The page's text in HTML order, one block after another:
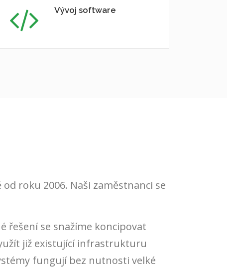
Vývoj software
roku 2006. Naši zaměstnanci se
řešení se snažíme koncipovat
již existující infrastrukturu
fungují bez nutnosti velké